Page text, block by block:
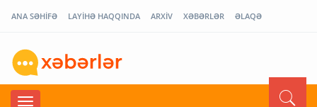
ANA SƏHİFƏ LAYİHƏ HAQQINDA ARXİV XƏBƏRLƏR ƏLAQƏ